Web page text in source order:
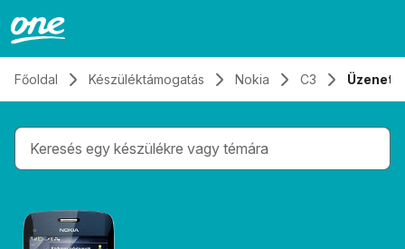
Főoldal Készüléktámogatás Nokia C3
Gépelés közben megjelennek a keresési